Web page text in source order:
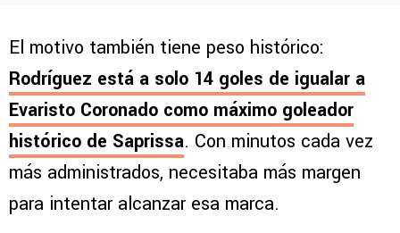
El motivo también tiene peso histórico:
Rodríguez está a solo 14 goles de igualar a
Evaristo Coronado como máximo goleador
histórico de Saprissa. Con minutos cada vez
más administrados, necesitaba más margen
para intentar alcanzar esa marca.